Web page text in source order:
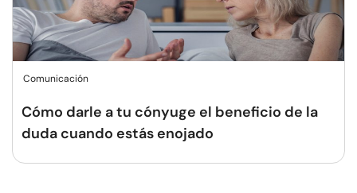
Comunicación
Cómo darle a tu cónyuge el beneficio de la
duda cuando estás enojado